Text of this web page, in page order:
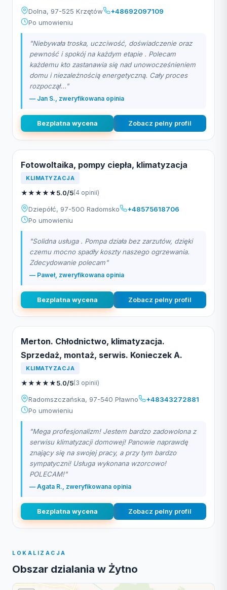
Dolna, 97-525 Krzętów
+48692097109
Po umowieniu
"Niebywała troska, uczciwość, doświadczenie oraz
pewność i spokój na każdym etapie . Polecam
każdemu kto zastanawia się nad unowocześnieniem
domu i niezależnością energetyczną. Cały proces
rozpoczął..."
— Jan S., zweryfikowana opinia
Bezplatna wycena Zobacz pelny profil
Fotowoltaika, pompy ciepła, klimatyzacja
KLIMATYZACJA
★★★★★5.0/5(4 opinii)
Dziepółć, 97-500 Radomsko
+48575618706
Po umowieniu
"Solidna usługa . Pompa działa bez zarzutów, dzięki
czemu mocno spadły koszty naszego ogrzewania.
Zdecydowanie polecam"
— Paweł, zweryfikowana opinia
Bezplatna wycena Zobacz pelny profil
Merton. Chłodnictwo, klimatyzacja.
Sprzedaż, montaż, serwis. Konieczek A.
KLIMATYZACJA
★★★★★5.0/5(3 opinii)
Radomszczańska, 97-540 Pławno
+48343272881
Po umowieniu
"Mega profesjonalizm! Jestem bardzo zadowolona z
serwisu klimatyzacji domowej! Panowie naprawdę
znający się na swojej pracy, a przy tym bardzo
sympatyczni! Usługa wykonana wzorcowo!
POLECAM!"
— Agata R., zweryfikowana opinia
Bezplatna wycena Zobacz pelny profil
LOKALIZACJA
Obszar dzialania w Żytno